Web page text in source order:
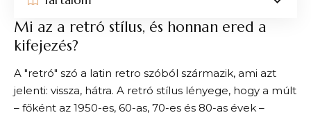
Mi az a retró stílus, és honnan ered a
kifejezés?
A "retró" szó a latin retro szóból származik, ami azt
jelenti: vissza, hátra. A retró stílus lényege, hogy a múlt
– főként az 1950-es, 60-as, 70-es és 80-as évek –